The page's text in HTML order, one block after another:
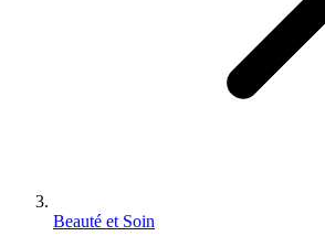
Beauté et Soin